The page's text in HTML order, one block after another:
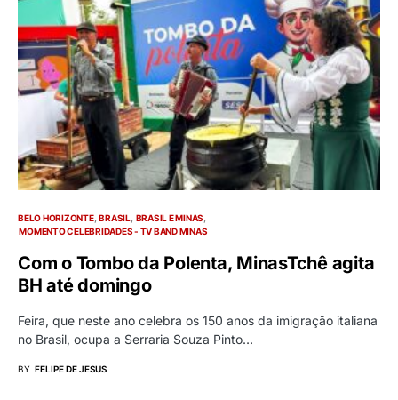
BELO HORIZONTE BRASIL BRASIL E MINAS
MOMENTO CELEBRIDADES - TV BAND MINAS
Com o Tombo da Polenta, MinasTchê agita
BH até domingo
Feira, que neste ano celebra os 150 anos da imigração italiana
no Brasil, ocupa a Serraria Souza Pinto…
BY FELIPE DE JESUS